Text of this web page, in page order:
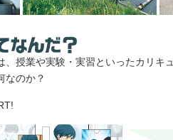
、授業や実験・実習といったカリキ
なのか？